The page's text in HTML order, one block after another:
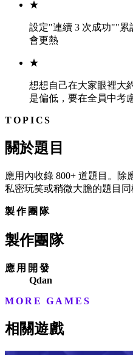
★
設定"連續 3 次成功""累
會更熱
★
想想自己在大家眼裡大
是偏低，要在全員中考
TOPICS
關於題目
應用內收錄 800+ 道題目。除
私密玩笑或稍微大膽的題目同
製作團隊
製作團隊
應用開發
Qdan
MORE GAMES
相關遊戲